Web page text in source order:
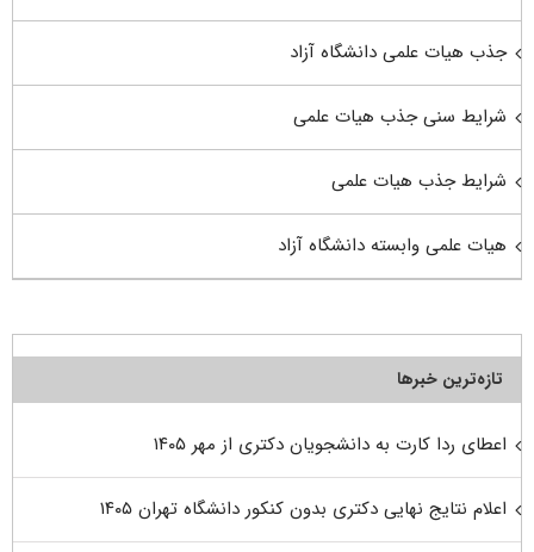
جذب هیات علمی دانشگاه آزاد
شرایط سنی جذب هیات علمی
شرایط جذب هیات علمی
هیات علمی وابسته دانشگاه آزاد
تازه‌ترین خبرها
اعطای ردا کارت به دانشجویان دکتری از مهر ۱۴۰۵
اعلام نتایج نهایی دکتری بدون کنکور دانشگاه تهران ۱۴۰۵